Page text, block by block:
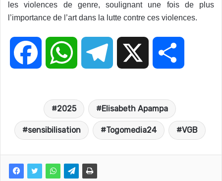
les violences de genre, soulignant une fois de plus
l’importance de l’art dans la lutte contre ces violences.
c a l
2025 Elisabeth Apampa
sensibilisation Togomedia24 VGB